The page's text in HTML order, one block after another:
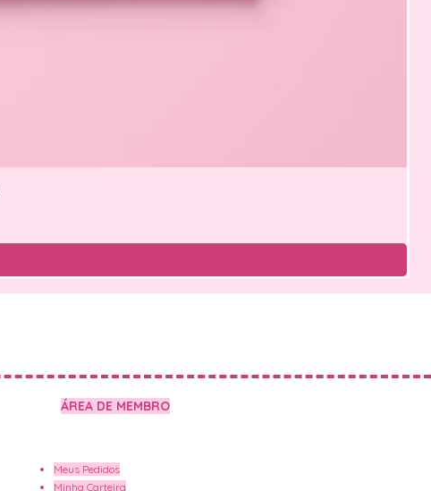
ÁREA DE MEMBRO
Meus Pedidos
Minha Carteira